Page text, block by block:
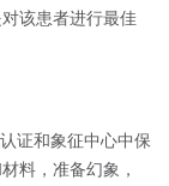
该患者进行最佳
证和象征中心中保
料，准备幻象，